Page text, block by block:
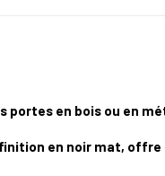
portes en bois ou en
finition en noir mat,